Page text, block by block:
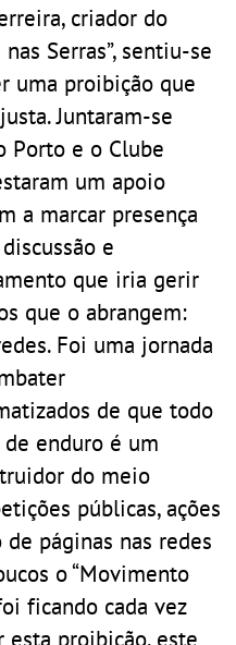
criador do
Serras”, sentiu-se
uma proibição que
Juntaram-se
Porto e o Clube
um apoio
a marcar presença
e
que iria gerir
que o abrangem:
Foi uma jornada
de que todo
enduro é um
do meio
públicas, ações
páginas nas redes
o “Movimento
ficando cada vez
proibição, este